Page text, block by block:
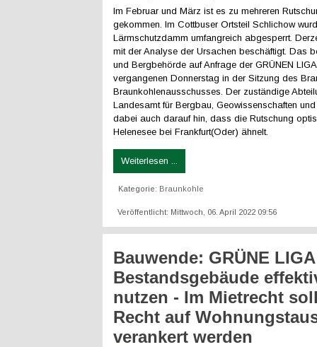
Im Februar und März ist es zu mehreren
gekommen. Im Cottbuser Ortsteil Schlichow
Lärmschutzdamm umfangreich abgesperrt.
mit der Analyse der Ursachen beschäftigt. Das
und Bergbehörde auf Anfrage der GRÜNEN
vergangenen Donnerstag in der Sitzung des
Braunkohlenausschusses. Der zuständige
Landesamt für Bergbau, Geowissenschaften
dabei auch darauf hin, dass die Rutschung
Helenesee bei Frankfurt(Oder) ähnelt.
Weiterlesen ...
Kategorie: Braunkohle
Veröffentlicht: Mittwoch, 06. April 2022 09:56
Bauwende: GRÜNE
Bestandsgebäude
nutzen - Im Mietrecht
Recht auf
verankert werden